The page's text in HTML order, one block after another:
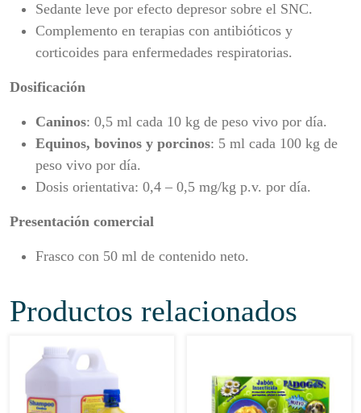
Sedante leve por efecto depresor sobre el SNC.
Complemento en terapias con antibióticos y
corticoides para enfermedades respiratorias.
Dosificación
Caninos: 0,5 ml cada 10 kg de peso vivo por día.
Equinos, bovinos y porcinos: 5 ml cada 100 kg de
peso vivo por día.
Dosis orientativa: 0,4 – 0,5 mg/kg p.v. por día.
Presentación comercial
Frasco con 50 ml de contenido neto.
Productos relacionados